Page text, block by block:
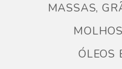
MASSAS,
ÓLEOS